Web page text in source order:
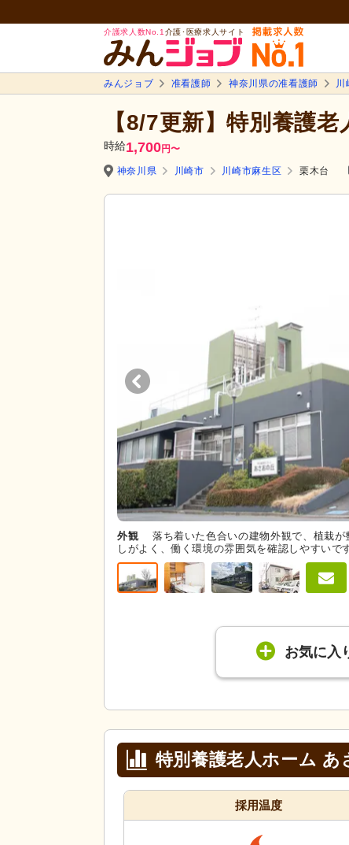
介護求人数No.1 介護･医療求人サイト
みんジョブ 准看護師 神奈川県の准看護師 川
【8/7更新】特別養護
時給1,700円〜
神奈川県 川崎市 川崎市麻生区 栗木台
外観
落ち着いた色合いの建物外観で、植栽
しがよく、働く環境の雰囲気を確認しやすいで
お気に入
特別養護老人ホーム あ
採用温度